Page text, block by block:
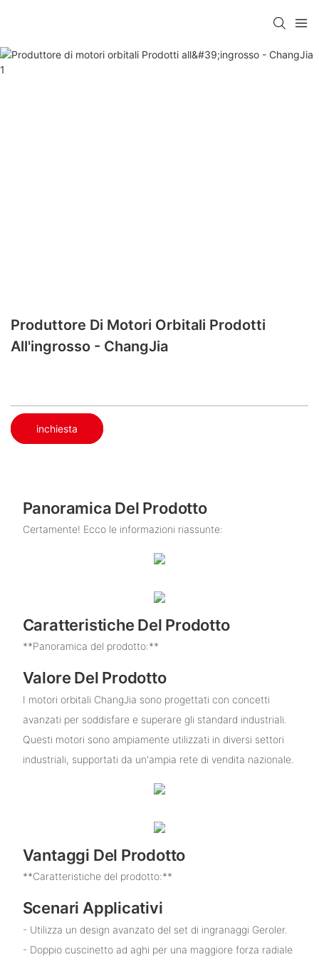
Produttore Di Motori Orbitali Prodotti
All'ingrosso - ChangJia
inchiesta
Panoramica Del Prodotto
Certamente! Ecco le informazioni riassunte:
Caratteristiche Del Prodotto
**Panoramica del prodotto:**
Valore Del Prodotto
I motori orbitali ChangJia sono progettati con concetti
avanzati per soddisfare e superare gli standard industriali.
Questi motori sono ampiamente utilizzati in diversi settori
industriali, supportati da un'ampia rete di vendita nazionale.
Vantaggi Del Prodotto
**Caratteristiche del prodotto:**
Scenari Applicativi
- Utilizza un design avanzato del set di ingranaggi Geroler.
- Doppio cuscinetto ad aghi per una maggiore forza radiale